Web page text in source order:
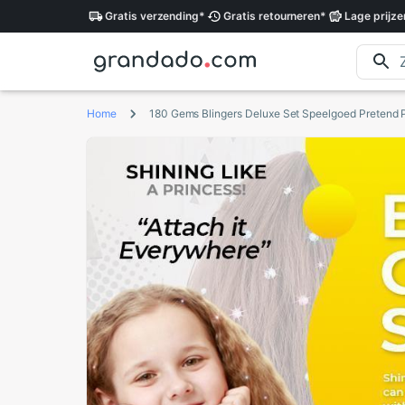
Gratis verzending* Gratis retourneren* Lage
Home